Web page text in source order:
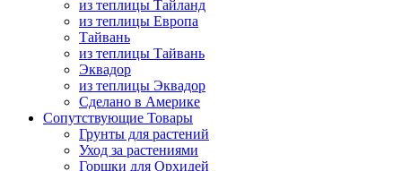
из теплицы Тайланд
из теплицы Европа
Тайвань
из теплицы Тайвань
Эквадор
из теплицы Эквадор
Сделано в Америке
Сопутствующие Товары
Грунты для растений
Уход за растениями
Горшки для Орхидей